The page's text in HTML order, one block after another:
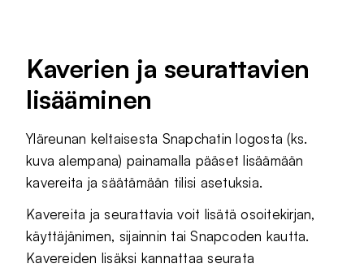
Kaverien ja seurattavien
lisääminen
Yläreunan keltaisesta Snapchatin logosta (ks.
kuva alempana) painamalla pääset lisäämään
kavereita ja säätämään tilisi asetuksia.
Kavereita ja seurattavia voit lisätä osoitekirjan,
käyttäjänimen, sijainnin tai Snapcoden kautta.
Kavereiden lisäksi kannattaa seurata